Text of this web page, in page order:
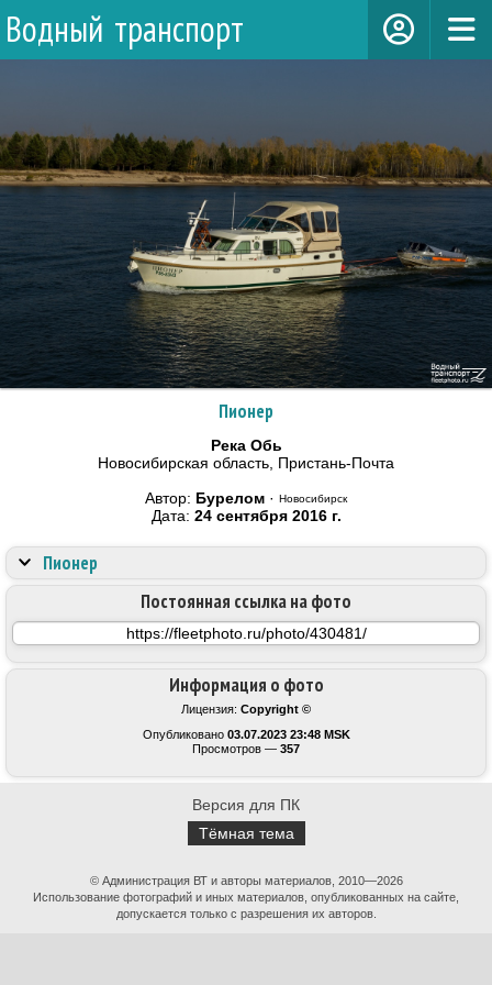
Водный транспорт
Пионер
Река Обь
Новосибирская область, Пристань-Почта
Автор: Бурелом · Новосибирск
Дата: 24 сентября 2016 г.
Информация о фото
Лицензия: Copyright ©
Опубликовано 03.07.2023 23:48 MSK
Просмотров — 357
Постоянная ссылка на фото
Пионер
Версия для ПК
Тёмная тема
© Администрация ВТ и авторы материалов, 2010—2026
Использование фотографий и иных материалов, опубликованных на сайте,
допускается только с разрешения их авторов.